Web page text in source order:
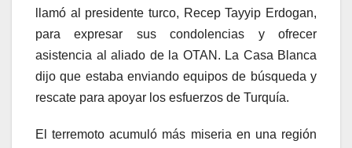
llamó al presidente turco, Recep Tayyip Erdogan,
para expresar sus condolencias y ofrecer
asistencia al aliado de la OTAN. La Casa Blanca
dijo que estaba enviando equipos de búsqueda y
rescate para apoyar los esfuerzos de Turquía.
El terremoto acumuló más miseria en una región